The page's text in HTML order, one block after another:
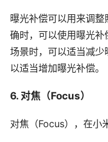
曝光补偿可以用来调
确时，可以使用曝光
场景时，可以适当减
以适当增加曝光补偿。
6. 对焦（Focus）
对焦（Focus），在小